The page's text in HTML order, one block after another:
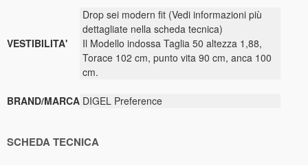
VESTIBILITA'
Drop sei modern fit (Vedi informazioni più
dettagliate nella scheda tecnica)
Il Modello indossa Taglia 50 altezza 1,88,
Torace 102 cm, punto vita 90 cm, anca 100
cm.
BRAND/MARCA DIGEL Preference
SCHEDA TECNICA